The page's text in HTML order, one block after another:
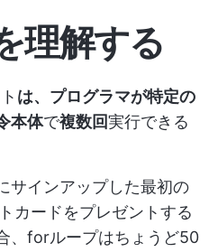
理解する
は、プログラマが特定の
本体で複数回実行できる
サインアップした最初の
カードをプレゼントする
、forループはちょうど50